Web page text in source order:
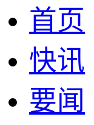
首页
快讯
要闻